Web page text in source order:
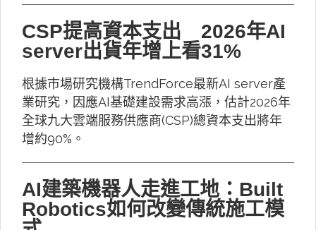
CSP提高資本支出 2026年AI
server出貨年增上看31%
根據市場研究機構TrendForce最新AI server產
業研究，因應AI基礎建設需求高漲，估計2026年
全球九大雲端服務供應商(CSP)總資本支出將年
增約90%。
AI建築機器人走進工地：Built
Robotics如何改變傳統施工模